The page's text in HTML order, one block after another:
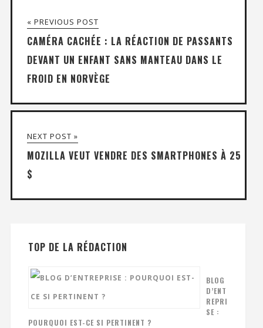
« PREVIOUS POST
CAMÉRA CACHÉE : LA RÉACTION DE PASSANTS
DEVANT UN ENFANT SANS MANTEAU DANS LE
FROID EN NORVÈGE
NEXT POST »
MOZILLA VEUT VENDRE DES SMARTPHONES À 25
$
TOP DE LA RÉDACTION
BLOG
D’ENT
REPRI
SE :
POURQUOI EST-CE SI PERTINENT ?